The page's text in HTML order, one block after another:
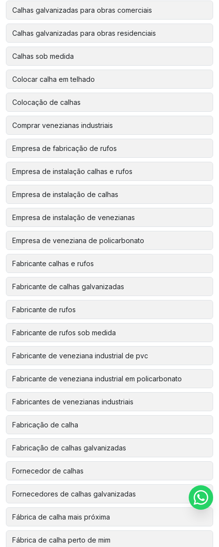
Calhas galvanizadas para obras comerciais
Calhas galvanizadas para obras residenciais
Calhas sob medida
Colocar calha em telhado
Colocação de calhas
Comprar venezianas industriais
Empresa de fabricação de rufos
Empresa de instalação calhas e rufos
Empresa de instalação de calhas
Empresa de instalação de venezianas
Empresa de veneziana de policarbonato
Fabricante calhas e rufos
Fabricante de calhas galvanizadas
Fabricante de rufos
Fabricante de rufos sob medida
Fabricante de veneziana industrial de pvc
Fabricante de veneziana industrial em policarbonato
Fabricantes de venezianas industriais
Fabricação de calha
Fabricação de calhas galvanizadas
Fornecedor de calhas
Fornecedores de calhas galvanizadas
Fábrica de calha mais próxima
Fábrica de calha perto de mim